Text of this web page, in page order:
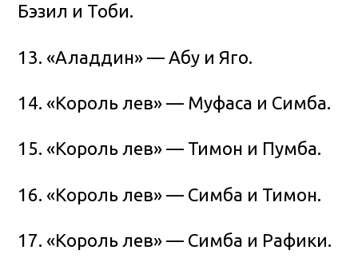
Бэзил и Тоби.
13. «Аладдин» — Абу и Яго.
14. «Король лев» — Муфаса и Симба.
15. «Король лев» — Тимон и Пумба.
16. «Король лев» — Симба и Тимон.
17. «Король лев» — Симба и Рафики.